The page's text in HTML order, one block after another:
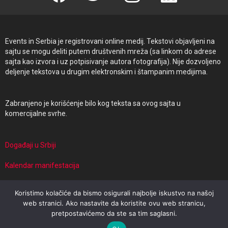
Events in Serbia je registrovani online medij. Tekstovi objavljeni na
sajtu se mogu deliti putem društvenih mreža (sa linkom do adrese
sajta kao izvora i uz potpisivanje autora fotografija). Nije dozvoljeno
deljenje tekstova u drugim elektronskim i štampanim medijima.
Zabranjeno je korišćenje bilo kog teksta sa ovog sajta u
komercijalne svrhe.
Događaji u Srbiji
Kalendar manifestacija
© 2026 Events in Serbia | Powered by Travel Target
Koristimo kolačiće da bismo osigurali najbolje iskustvo na našoj
web stranici. Ako nastavite da koristite ovu web stranicu,
pretpostavićemo da ste sa tim saglasni.